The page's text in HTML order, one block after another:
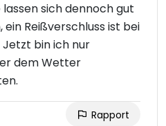
lassen sich dennoch gut
Reißverschluss ist bei
bin ich nur
dem Wetter
Rapport